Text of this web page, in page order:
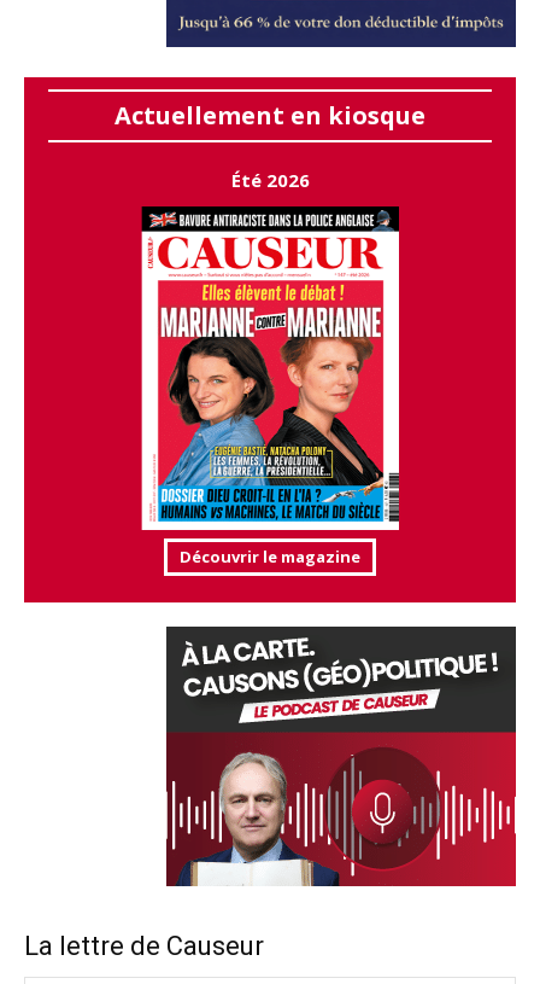
Actuellement en kiosque
Été 2026
Découvrir le magazine
La lettre de Causeur